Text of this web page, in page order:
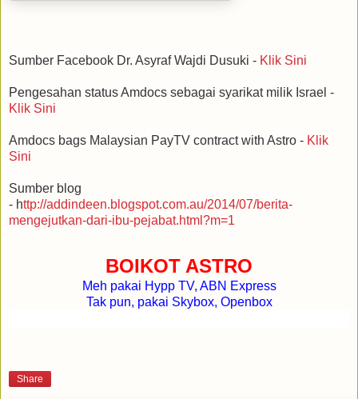
Sumber Facebook Dr. Asyraf Wajdi Dusuki - Klik Sini
Pengesahan status Amdocs sebagai syarikat milik Israel -
Klik Sini
Amdocs bags Malaysian PayTV contract with Astro - Klik
Sini
Sumber blog
- http://addindeen.blogspot.com.au/2014/07/berita-
mengejutkan-dari-ibu-pejabat.html?m=1
BOIKOT ASTRO
Meh pakai Hypp TV, ABN Express
Tak pun, pakai Skybox, Openbox
Share